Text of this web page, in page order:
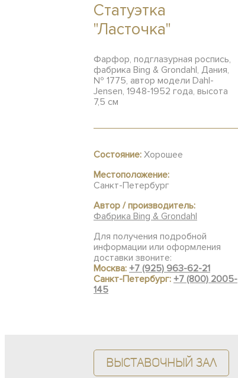
Статуэтка
"Ласточка"
Фарфор, подглазурная роспись,
фабрика Bing & Grondahl, Дания,
№ 1775, автор модели Dahl-
Jensen, 1948-1952 года, высота
7,5 см
Состояние: Хорошее
Местоположение:
Санкт-Петербург
Автор / производитель:
Фабрика Bing & Grondahl
Для получения подробной
информации или оформления
доставки звоните:
Москва: +7 (925) 963-62-21
Санкт-Петербург: +7 (800) 2005-
145
Выставочный зал